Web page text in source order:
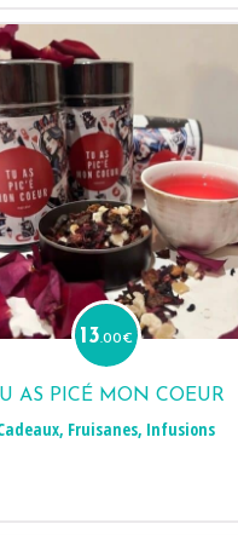
13.00€
AS PICÉ MON COEUR
, Fruisanes, Infusions